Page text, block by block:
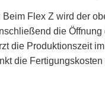
Beim Flex Z wird der
die
die Produktionszeit
die